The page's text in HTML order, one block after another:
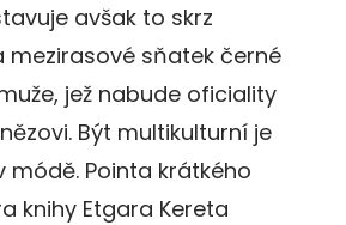
avšak to skrz
mezirasové sňatek černé
jež nabude oficiality
Být multikulturní je
módě. Pointa krátkého
knihy Etgara Kereta